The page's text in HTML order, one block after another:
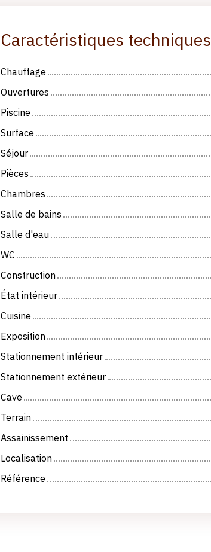
Caractéristiques techniques
Chauffage
Ouvertures
Piscine
Surface
Séjour
Pièces
Chambres
Salle de bains
Salle d'eau
WC
Construction
État intérieur
Cuisine
Exposition
Stationnement intérieur
Stationnement extérieur
Cave
Terrain
Assainissement
Localisation
Référence